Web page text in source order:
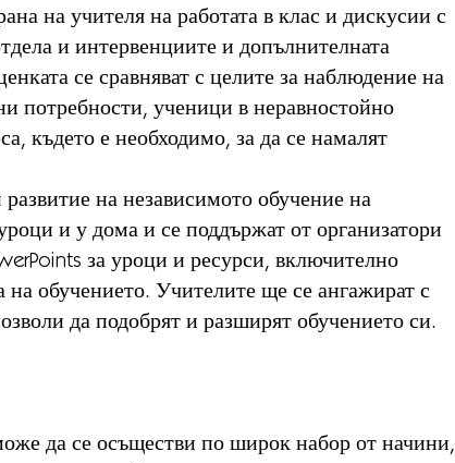
на учителя на работата в клас и дискусии с
и интервенциите и допълнителната
се сравняват с целите за наблюдение на
потребности, ученици в неравностойно
където е необходимо, за да се намалят
на независимото обучение на
и у дома и се поддържат от организатори
за уроци и ресурси, включително
обучението. Учителите ще се ангажират с
да подобрят и разширят обучението си.
да се осъществи по широк набор от начини,